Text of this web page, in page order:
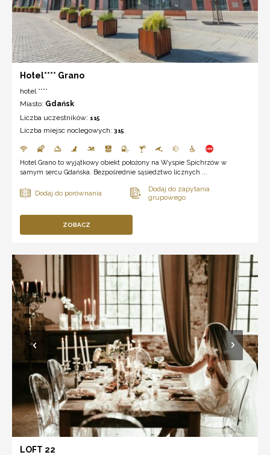
Hotel**** Grano
hotel ****
Miasto: Gdańsk
Liczba uczestników: 115
Liczba miejsc noclegowych: 315
Hotel Grano to wyjątkowy obiekt położony na Wyspie Spichrzów w
samym sercu Gdańska. Bezpośrednie sąsiedztwo licznych ...
ZOBACZ
LOFT 22